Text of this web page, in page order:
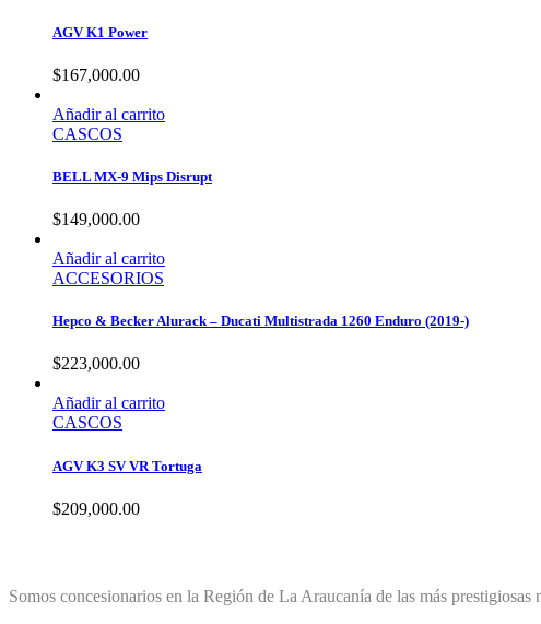
AGV K1 Power
$167,000.00
Añadir al carrito
CASCOS
BELL MX-9 Mips Disrupt
$149,000.00
Añadir al carrito
ACCESORIOS
Hepco & Becker Alurack – Ducati Multistrada 1260 Enduro (2019-)
$223,000.00
Añadir al carrito
CASCOS
AGV K3 SV VR Tortuga
$209,000.00
Somos concesionarios en la Región de La Araucanía de las más